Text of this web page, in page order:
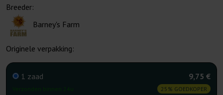
Breeder:
Barney's Farm
Originele verpakking:
1 zaad 9,75 €
25% GOEDKOPER